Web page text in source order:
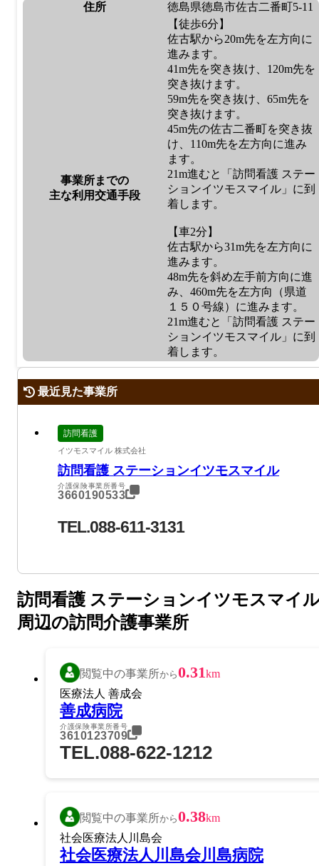
住所 徳島県徳島市佐古二番町5-11
事業所までの
主な利用交通手段
【徒歩6分】
佐古駅から20m先を左方向に
進みます。
41m先を突き抜け、120m先を
突き抜けます。
59m先を突き抜け、65m先を
突き抜けます。
45m先の佐古二番町を突き抜
け、110m先を左方向に進み
ます。
21m進むと「訪問看護 ステー
ションイツモスマイル」に到
着します。
【車2分】
佐古駅から31m先を左方向に
進みます。
48m先を斜め左手前方向に進
み、460m先を左方向（県道
１５０号線）に進みます。
21m進むと「訪問看護 ステー
ションイツモスマイル」に到
着します。
最近見た事業所
訪問看護
イツモスマイル 株式会社
訪問看護 ステーションイツモスマイル
介護保険事業所番号
3660190533
TEL.088-611-3131
訪問看護 ステーションイツモスマイ
周辺の訪問介護事業所
閲覧中の事業所から0.31km
医療法人 善成会
善成病院
介護保険事業所番号
3610123709
TEL.088-622-1212
閲覧中の事業所から0.38km
社会医療法人川島会
社会医療法人川島会川島病院